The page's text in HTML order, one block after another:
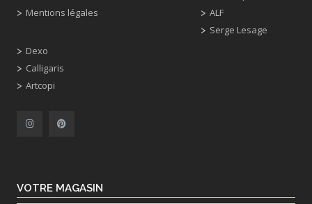
Mentions légales
Dexo
Calligaris
Artcopi
ALF
Serge Lesage
VOTRE MAGASIN